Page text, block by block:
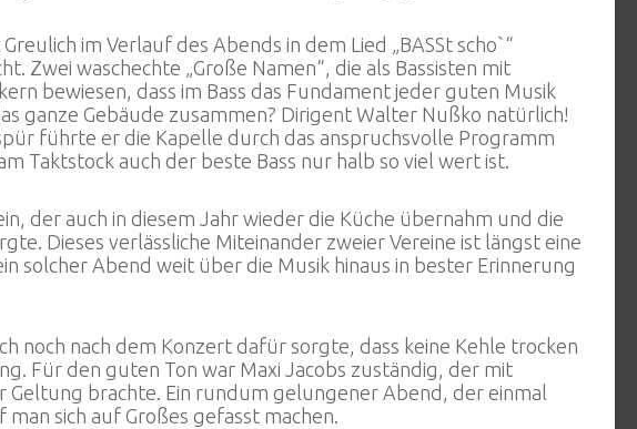
im Verlauf des Abends in dem Lied „BASSt scho`“
Zwei waschechte „Große Namen“, die als Bassisten mit
bewiesen, dass im Bass das Fundament jeder guten Musik
ganze Gebäude zusammen? Dirigent Walter Nußko natürlich!
führte er die Kapelle durch das anspruchsvolle Programm
Taktstock auch der beste Bass nur halb so viel wert ist.
der auch in diesem Jahr wieder die Küche übernahm und die
Dieses verlässliche Miteinander zweier Vereine ist längst eine
solcher Abend weit über die Musik hinaus in bester Erinnerung
noch nach dem Konzert dafür sorgte, dass keine Kehle trocken
Für den guten Ton war Maxi Jacobs zuständig, der mit
Geltung brachte. Ein rundum gelungener Abend, der einmal
sich auf Großes gefasst machen.